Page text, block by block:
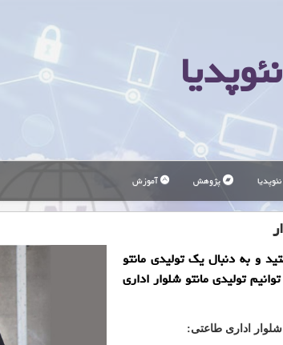
نئوپدیا
پژوهش آموزش
به دنبال یك تولیدی مانتو
تولیدی مانتو شلوار اداری
شلوار اداری طاعتی: